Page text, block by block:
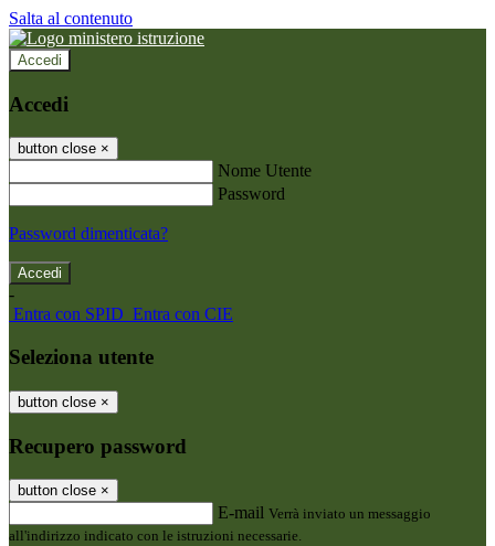
Salta al contenuto
Accedi
Accedi
button close ×
Nome Utente
Password
Password dimenticata?
-
Entra con SPID Entra con CIE
Seleziona utente
button close ×
Recupero password
button close ×
E-mail Verrà inviato un messaggio
all'indirizzo indicato con le istruzioni necessarie.